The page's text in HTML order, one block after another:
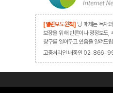
[열린보도원칙] 당 매체는 독자
보장을 위해 반론이나 정정보도,
창구를 열어두고 있음을 알려드
고충처리인 배종인 02-866-